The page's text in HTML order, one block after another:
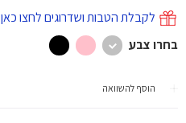
לקבלת הטבות ושדרוגים לחצו כאן
בחרו צבע
הוסף להשוואה